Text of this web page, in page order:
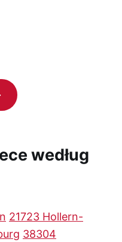
według
21723 Hollern-
38304